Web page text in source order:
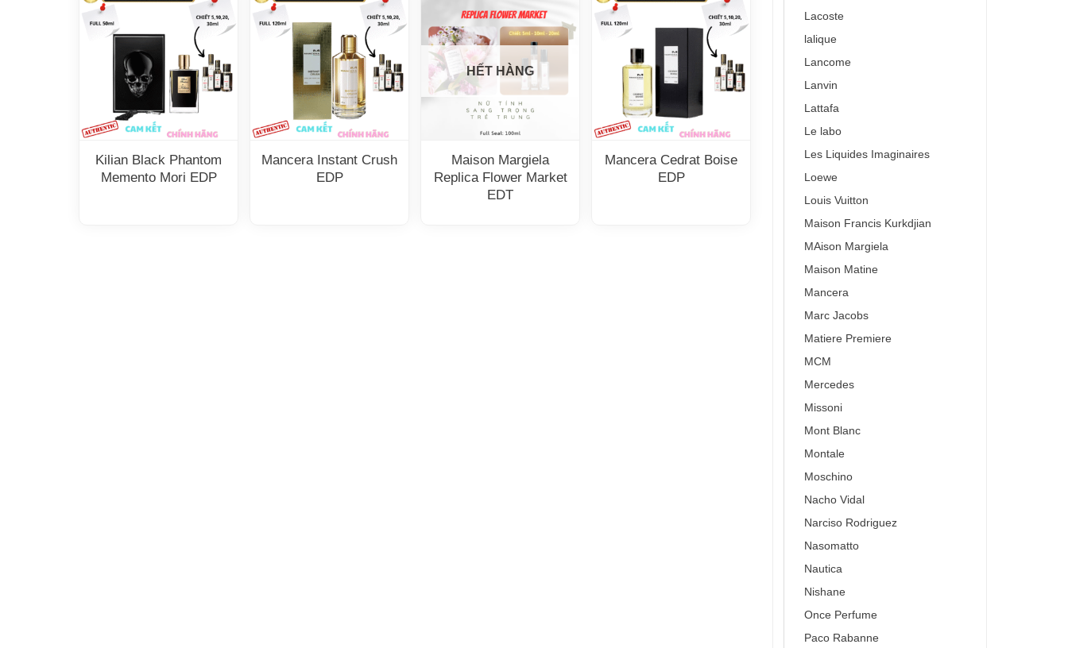
Lacoste
lalique
Lancome
Lanvin
Lattafa
Le labo
Les Liquides Imaginaires
Loewe
Louis Vuitton
Maison Francis Kurkdjian
MAison Margiela
Maison Matine
Mancera
Marc Jacobs
Matiere Premiere
MCM
Mercedes
Missoni
Mont Blanc
Montale
Moschino
Nacho Vidal
Narciso Rodriguez
Nasomatto
Nautica
Nishane
Once Perfume
Paco Rabanne
Kilian Black Phantom
Memento Mori EDP
Mancera Instant Crush
EDP
HẾT HÀNG
Maison Margiela
Replica Flower Market
EDT
Mancera Cedrat Boise
EDP